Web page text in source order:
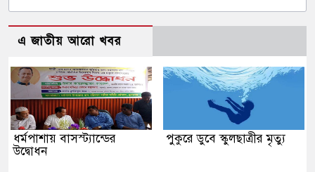
এ জাতীয় আরো খবর
ধর্মপাশায় বাসস্ট্যান্ডের
উদ্বোধন
পুকুরে ডুবে স্কুলছাত্রীর মৃত্যু